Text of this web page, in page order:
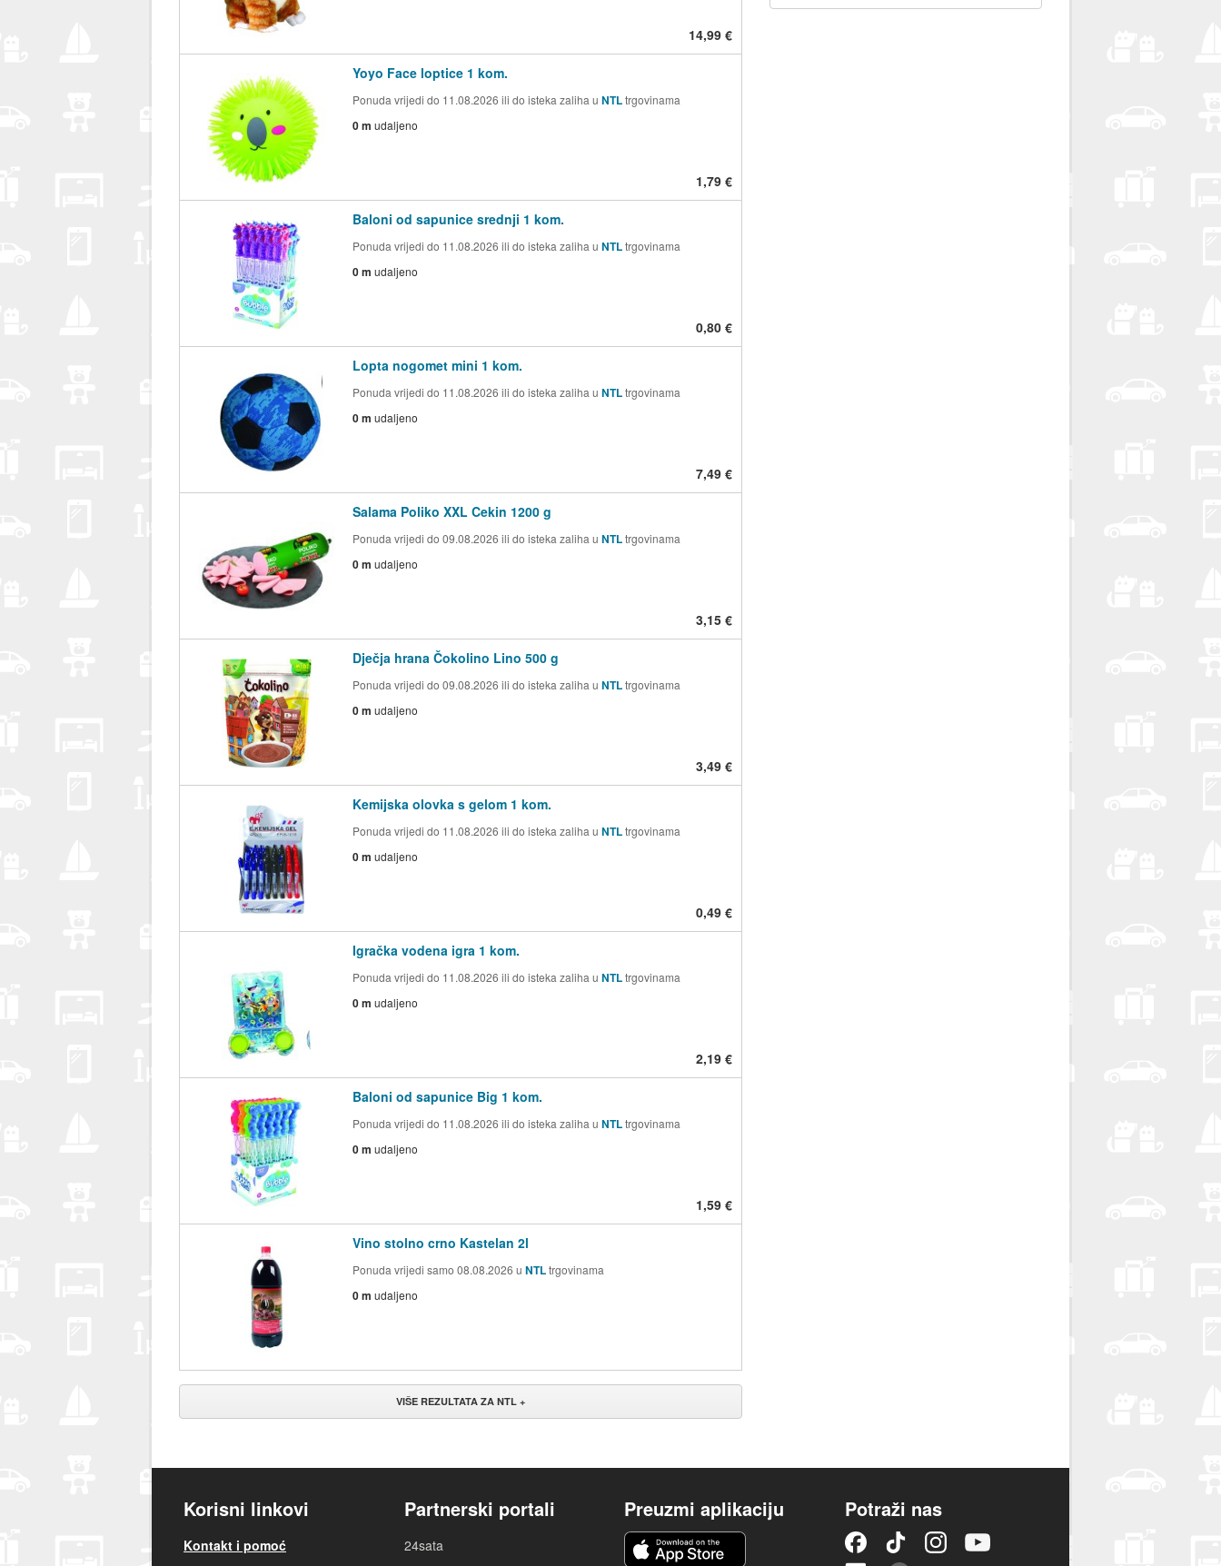
14,99 €
Yoyo Face loptice 1 kom.
Ponuda vrijedi do 11.08.2026 ili do isteka zaliha u NTLtrgovinama
0 m udaljeno
1,79 €
Baloni od sapunice srednji 1 kom.
Ponuda vrijedi do 11.08.2026 ili do isteka zaliha u NTLtrgovinama
0 m udaljeno
0,80 €
Lopta nogomet mini 1 kom.
Ponuda vrijedi do 11.08.2026 ili do isteka zaliha u NTLtrgovinama
0 m udaljeno
7,49 €
Salama Poliko XXL Cekin 1200 g
Ponuda vrijedi do 09.08.2026 ili do isteka zaliha u NTLtrgovinama
0 m udaljeno
3,15 €
Dječja hrana Čokolino Lino 500 g
Ponuda vrijedi do 09.08.2026 ili do isteka zaliha u NTLtrgovinama
0 m udaljeno
3,49 €
Kemijska olovka s gelom 1 kom.
Ponuda vrijedi do 11.08.2026 ili do isteka zaliha u NTLtrgovinama
0 m udaljeno
0,49 €
Igračka vodena igra 1 kom.
Ponuda vrijedi do 11.08.2026 ili do isteka zaliha u NTLtrgovinama
0 m udaljeno
2,19 €
Baloni od sapunice Big 1 kom.
Ponuda vrijedi do 11.08.2026 ili do isteka zaliha u NTLtrgovinama
0 m udaljeno
1,59 €
Vino stolno crno Kastelan 2l
Ponuda vrijedi samo 08.08.2026 u NTLtrgovinama
0 m udaljeno
VIŠE REZULTATA ZA NTL +
Korisni linkovi
Kontakt i pomoć
Partnerski portali
24sata
Preuzmi aplikaciju Potraži nas